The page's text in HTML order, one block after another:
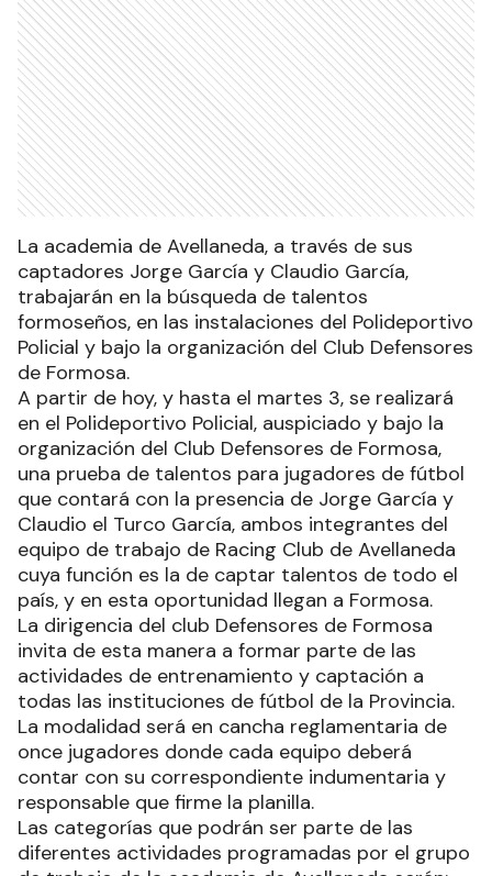
La academia de Avellaneda, a través de sus
captadores Jorge García y Claudio García,
trabajarán en la búsqueda de talentos
formoseños, en las instalaciones del Polideportivo
Policial y bajo la organización del Club Defensores
de Formosa.
A partir de hoy, y hasta el martes 3, se realizará
en el Polideportivo Policial, auspiciado y bajo la
organización del Club Defensores de Formosa,
una prueba de talentos para jugadores de fútbol
que contará con la presencia de Jorge García y
Claudio el Turco García, ambos integrantes del
equipo de trabajo de Racing Club de Avellaneda
cuya función es la de captar talentos de todo el
país, y en esta oportunidad llegan a Formosa.
La dirigencia del club Defensores de Formosa
invita de esta manera a formar parte de las
actividades de entrenamiento y captación a
todas las instituciones de fútbol de la Provincia.
La modalidad será en cancha reglamentaria de
once jugadores donde cada equipo deberá
contar con su correspondiente indumentaria y
responsable que firme la planilla.
Las categorías que podrán ser parte de las
diferentes actividades programadas por el grupo